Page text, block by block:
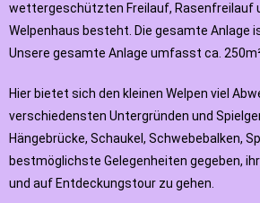
wettergeschützten Freilauf, Rasenfreilauf
Welpenhaus besteht. Die gesamte Anlage
Unsere gesamte Anlage umfasst ca.
Hier bietet sich den kleinen Welpen viel
verschiedensten Untergründen und
Hängebrücke, Schaukel, Schwebebalken,
bestmöglichste Gelegenheiten gegeben,
und auf Entdeckungstour zu gehen.